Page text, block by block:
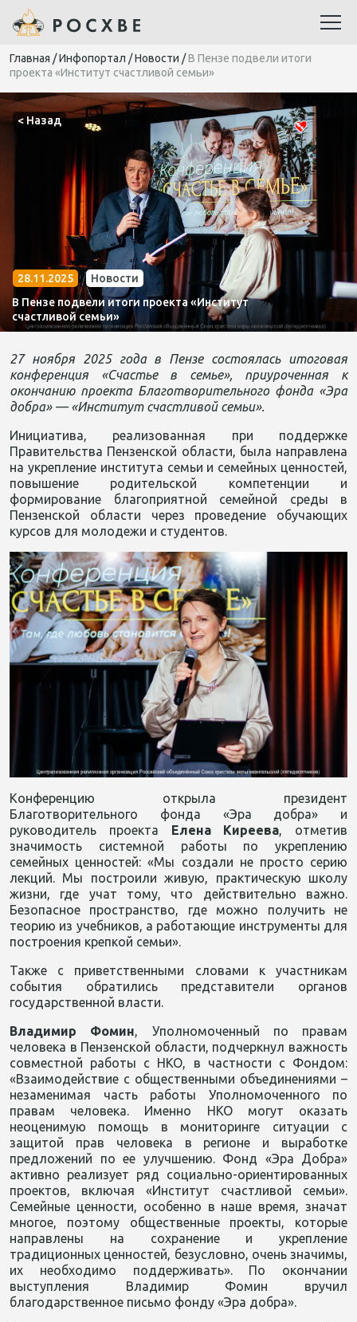
Главная /Инфопортал /Новости /В Пензе подвели итоги
проекта «Институт счастливой семьи»
< Назад
28.11.2025
Новости
В Пензе подвели итоги проекта «Институт
счастливой семьи»
27 ноября 2025 года в Пензе состоялась итоговая
конференция «Счастье в семье», приуроченная к
окончанию проекта Благотворительного фонда «Эра
добра» — «Институт счастливой семьи».
Инициатива, реализованная при поддержке
Правительства Пензенской области, была направлена
на укрепление института семьи и семейных ценностей,
повышение родительской компетенции и
формирование благоприятной семейной среды в
Пензенской области через проведение обучающих
курсов для молодежи и студентов.
Конференцию открыла президент
Благотворительного фонда «Эра добра» и
руководитель проекта Елена Киреева, отметив
значимость системной работы по укреплению
семейных ценностей: «Мы создали не просто серию
лекций. Мы построили живую, практическую школу
жизни, где учат тому, что действительно важно.
Безопасное пространство, где можно получить не
теорию из учебников, а работающие инструменты для
построения крепкой семьи».
Также с приветственными словами к участникам
события обратились представители органов
государственной власти.
Владимир Фомин, Уполномоченный по правам
человека в Пензенской области, подчеркнул важность
совместной работы с НКО, в частности с Фондом:
«Взаимодействие с общественными объединениями –
незаменимая часть работы Уполномоченного по
правам человека. Именно НКО могут оказать
неоценимую помощь в мониторинге ситуации с
защитой прав человека в регионе и выработке
предложений по ее улучшению. Фонд «Эра Добра»
активно реализует ряд социально-ориентированных
проектов, включая «Институт счастливой семьи».
Семейные ценности, особенно в наше время, значат
многое, поэтому общественные проекты, которые
направлены на сохранение и укрепление
традиционных ценностей, безусловно, очень значимы,
их необходимо поддерживать». По окончании
выступления Владимир Фомин вручил
благодарственное письмо фонду «Эра добра».